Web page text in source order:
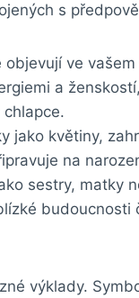
s
ve ‍vašem
a
jako květiny,
na
sestry, ‌matky
budoucnosti⁤
výklady.